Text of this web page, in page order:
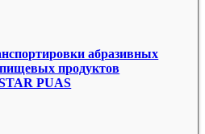
абразивных
продуктов
PUAS